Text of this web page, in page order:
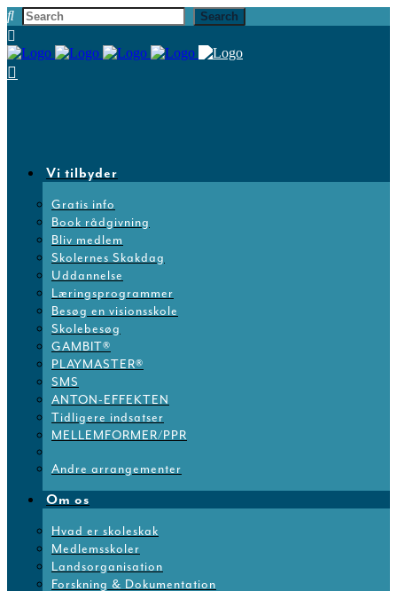
Vi tilbyder
Gratis info
Book rådgivning
Bliv medlem
Skolernes Skakdag
Uddannelse
Læringsprogrammer
Besøg en visionsskole
Skolebesøg
GAMBIT®
PLAYMASTER®
SMS
ANTON-EFFEKTEN
Tidligere indsatser
MELLEMFORMER/PPR
Andre arrangementer
Om os
Hvad er skoleskak
Medlemsskoler
Landsorganisation
Forskning & Dokumentation